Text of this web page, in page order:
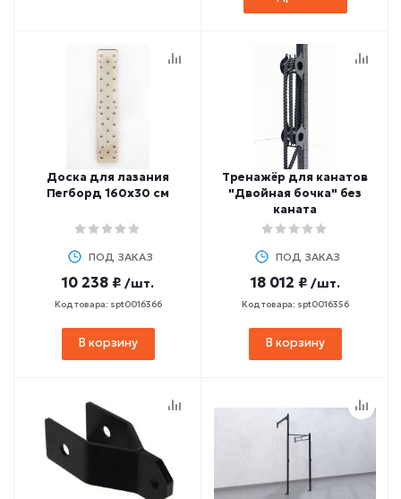
Доска для лазания
Пегборд 160х30 см
ПОД ЗАКАЗ
10 238 ₽ /шт.
Код товара: spt0016366
В корзину
Тренажёр для канатов
"Двойная бочка" без
каната
ПОД ЗАКАЗ
18 012 ₽ /шт.
Код товара: spt0016356
В корзину